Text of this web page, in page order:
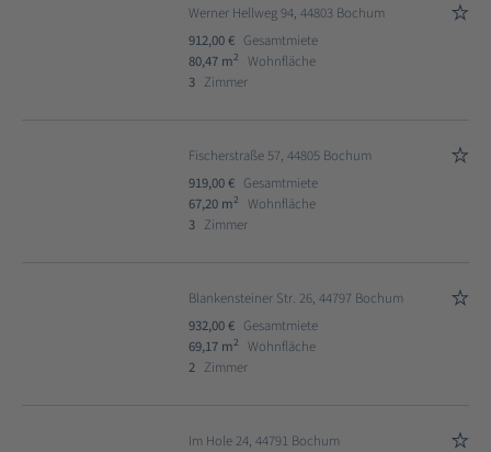
Werner Hellweg 94, 44803 Bochum
912,00 € Gesamtmiete
80,47 m2
Wohnfläche
3 Zimmer
Fischerstraße 57, 44805 Bochum
919,00 € Gesamtmiete
67,20 m2
Wohnfläche
3 Zimmer
Blankensteiner Str. 26, 44797 Bochum
932,00 € Gesamtmiete
69,17 m2
Wohnfläche
2 Zimmer
Im Hole 24, 44791 Bochum